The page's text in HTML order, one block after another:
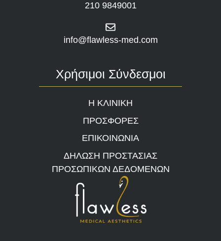
210 9849001
info@flawless-med.com
Χρήσιμοι Σύνδεσμοι
Η ΚΛΙΝΙΚΗ
ΠΡΟΣΦΟΡΕΣ
ΕΠΙΚΟΙΝΩΝΙΑ
ΔΗΛΩΣΗ ΠΡΟΣΤΑΣΙΑΣ
ΠΡΟΣΩΠΙΚΩΝ ΔΕΔΟΜΕΝΩΝ